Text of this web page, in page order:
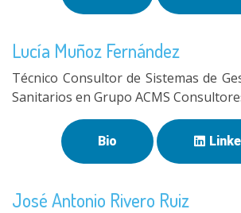
Lucía Muñoz Fernández
Técnico Consultor de Sistemas de
Sanitarios en Grupo ACMS
Bio
José Antonio Rivero Ruiz